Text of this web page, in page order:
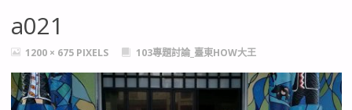
a021
FULL1200 × 675 PIXELS 103專題討論_臺東HOW大王